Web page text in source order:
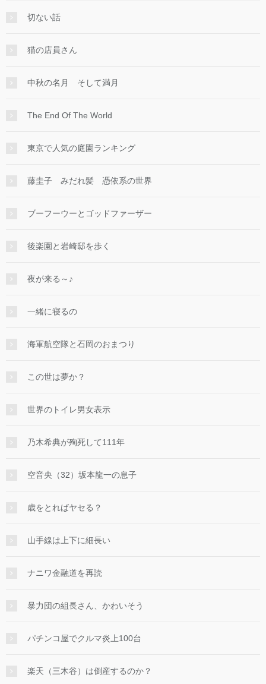
切ない話
猫の店員さん
中秋の名月 そして満月
The End Of The World
東京で人気の庭園ランキング
藤圭子 みだれ髪 憑依系の世界
ブーフーウーとゴッドファーザー
後楽園と岩崎邸を歩く
夜が来る～♪
一緒に寝るの
海軍航空隊と石岡のおまつり
この世は夢か？
世界のトイレ男女表示
乃木希典が殉死して111年
空音央（32）坂本龍一の息子
歳をとればヤセる？
山手線は上下に細長い
ナニワ金融道を再読
暴力団の組長さん、かわいそう
パチンコ屋でクルマ炎上100台
楽天（三木谷）は倒産するのか？